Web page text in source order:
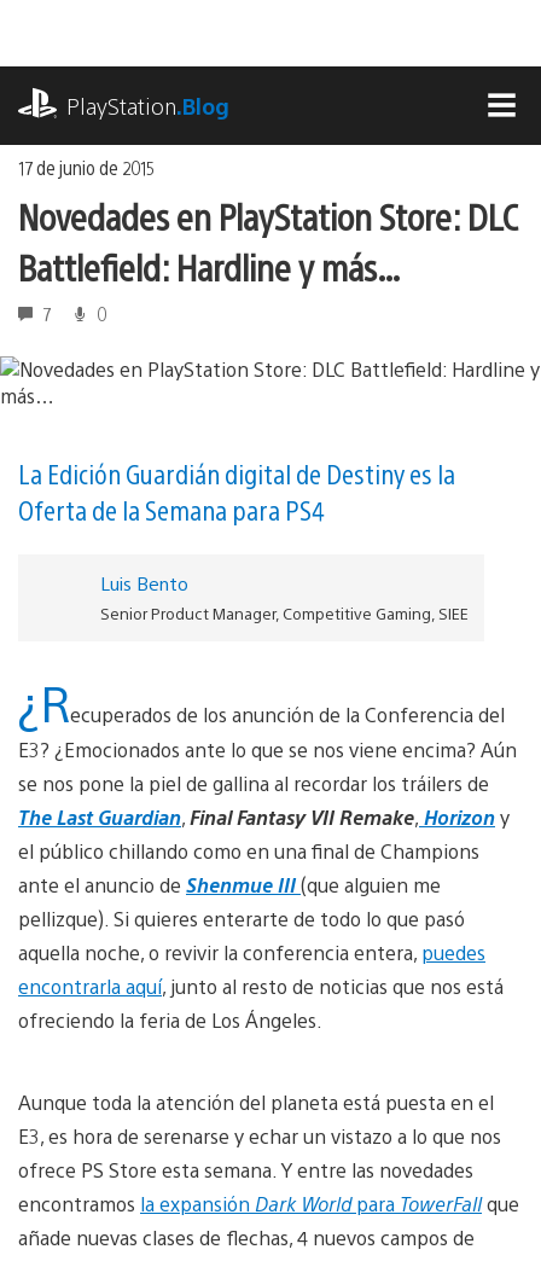
contenido
PlayStation.Blog
17 de junio de 2015
Novedades en PlayStation Store: DLC
Battlefield: Hardline y más…
7 0
La Edición Guardián digital de Destiny es la
Oferta de la Semana para PS4
Luis Bento
Senior Product Manager, Competitive Gaming, SIEE
¿Recuperados de los anunción de la Conferencia del
E3? ¿Emocionados ante lo que se nos viene encima? Aún
se nos pone la piel de gallina al recordar los tráilers de
The Last Guardian,Final Fantasy VII Remake, Horizony
el público chillando como en una final de Champions
ante el anuncio de Shenmue III(que alguien me
pellizque). Si quieres enterarte de todo lo que pasó
aquella noche, o revivir la conferencia entera, puedes
encontrarla aquí, junto al resto de noticias que nos está
ofreciendo la feria de Los Ángeles.
Aunque toda la atención del planeta está puesta en el
E3, es hora de serenarse y echar un vistazo a lo que nos
ofrece PS Store esta semana. Y entre las novedades
encontramos la expansión Dark Worldpara TowerFallque
añade nuevas clases de flechas, 4 nuevos campos de